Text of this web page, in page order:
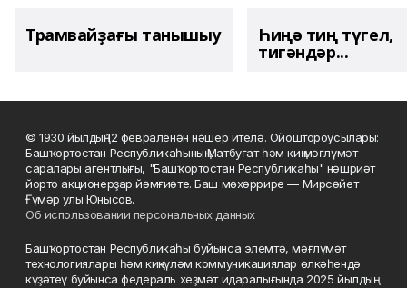
Трамвайҙағы танышыу Һиңә тиң түгел,
тигәндәр...
© 1930 йылдың 12 февраленән нәшер ителә. Ойоштороусылары:
Башҡортостан Республикаһының Матбуғат һәм киң мәғлүмәт
саралары агентлығы, "Башҡортостан Республикаһы" нәшриәт
йорто акционерҙар йәмғиәте. Баш мөхәррире — Мирсәйет
Ғүмәр улы Юнысов.
Об использовании персональных данных
Башҡортостан Республикаһы буйынса элемтә, мәғлүмәт
технологиялары һәм киңкүләм коммуникациялар өлкәһендә
күҙәтеү буйынса федераль хеҙмәт идаралығында 2025 йылдың